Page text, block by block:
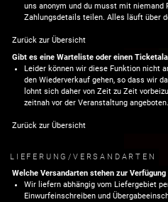
uns anonym und du musst mit niemand
Zahlungsdetails teilen. Alles läuft über
Zurück zur Übersicht
Gibt es eine Warteliste oder einen
Leider können wir diese Funktion nicht
den Wiederverkauf gehen, so dass wir
lohnt sich daher von Zeit zu Zeit
zeitnah vor der Veranstaltung angeboten.
Zurück zur Übersicht
LIEFERUNG/VERSANDARTEN
Welche Versandarten stehen zur
Wir liefern abhängig vom Liefergebiet
Einwurfeinschreiben und